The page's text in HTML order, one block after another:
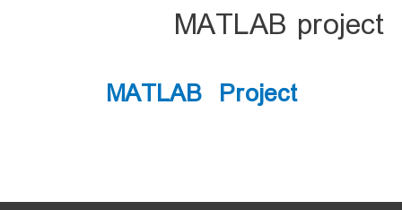
MATLAB project
MATLAB Project